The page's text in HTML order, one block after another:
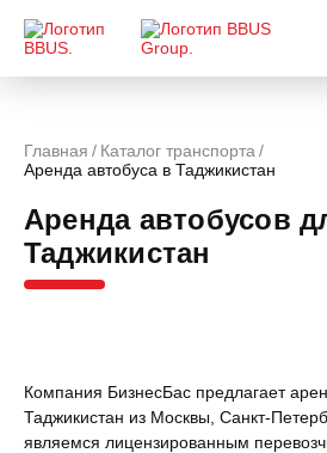
Главная
Каталог транспорта
Аренда автобуса в Таджикистан
Аренда автобусов
Таджикистан
Компания БизнесБас предлагает
Таджикистан из Москвы, Санкт-
являемся лицензированным